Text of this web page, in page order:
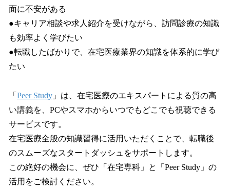
面に不安がある
●キャリア相談や求人紹介を受けながら、訪問診療の知識
も効率よく学びたい
●転職したばかりで、在宅医療業界の知識を体系的に学び
たい
「 Peer Study 」は、在宅医療のエキスパートによる質の高
い講義を、PCやスマホからいつでもどこでも視聴できる
サービスです。
在宅医療全般の知識習得に活用いただくことで、転職後
のスムーズなスタートダッシュをサポートします。
この絶好の機会に、ぜひ「在宅専科」と「Peer Study」の
活用をご検討ください。